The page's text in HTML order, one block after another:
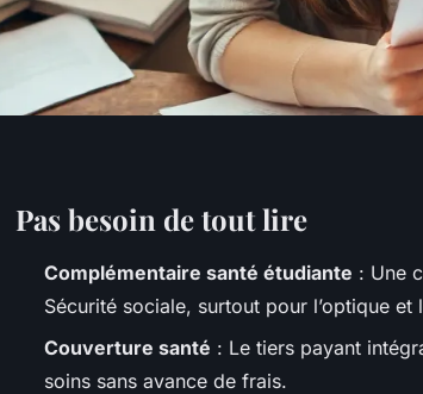
Pas besoin de tout lire
Complémentaire santé étudiante : Une
Sécurité sociale, surtout pour l’optique et
Couverture santé : Le tiers payant
soins sans avance de frais.